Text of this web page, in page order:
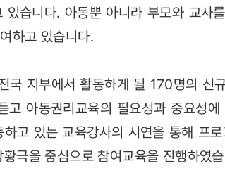
습니다. 아동뿐 아니라 부모와 교사
하고 있습니다.
국 지부에서 활동하게 될 170명의 신
고 아동권리교육의 필요성과 중요성
고 있는 교육강사의 시연을 통해 프
극을 중심으로 참여교육을 진행하였